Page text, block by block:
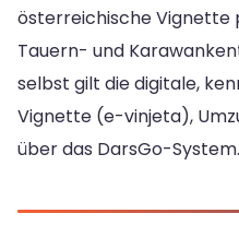
österreichische Vignette
Tauern- und
selbst gilt die digitale,
Vignette (e-vinjeta),
über das DarsGo-System.